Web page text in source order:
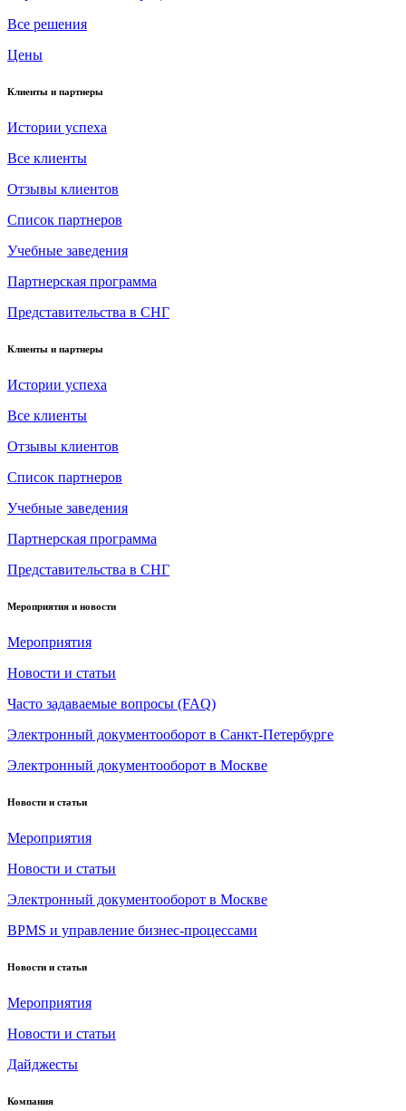
Все решения
Цены
Клиенты и партнеры
Истории успеха
Все клиенты
Отзывы клиентов
Список партнеров
Учебные заведения
Партнерская программа
Представительства в СНГ
Клиенты и партнеры
Истории успеха
Все клиенты
Отзывы клиентов
Список партнеров
Учебные заведения
Партнерская программа
Представительства в СНГ
Мероприятия и новости
Мероприятия
Новости и статьи
Часто задаваемые вопросы (FAQ)
Электронный документооборот в Санкт-Петербурге
Электронный документооборот в Москве
Новости и статьи
Мероприятия
Новости и статьи
Электронный документооборот в Москве
BPMS и управление бизнес-процессами
Новости и статьи
Мероприятия
Новости и статьи
Дайджесты
Компания